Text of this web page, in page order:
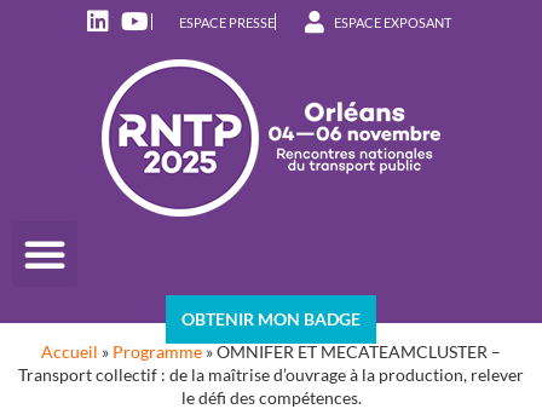
ESPACE PRESSE ESPACE EXPOSANT
OBTENIR MON BADGE
Accueil » Programme »OMNIFER ET MECATEAMCLUSTER –
Transport collectif : de la maîtrise d’ouvrage à la production, relever
le défi des compétences.